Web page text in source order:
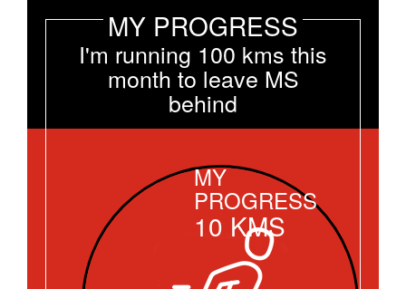
MY PROGRESS
I'm running 100 kms this
month to leave MS
behind
MY
PROGRESS
10 KMS